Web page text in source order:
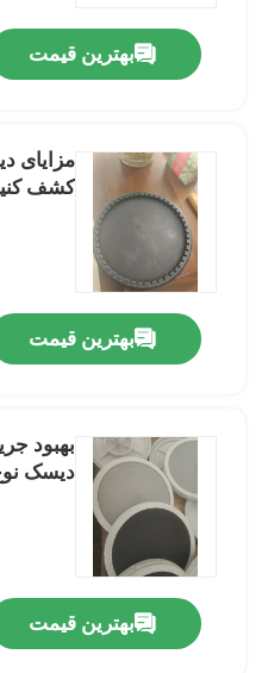
محصولات
فیلم های
درباره ما
بهترین قیمت
مزایای
کشف
بهترین قیمت
بهبود
دیسک
بهترین قیمت